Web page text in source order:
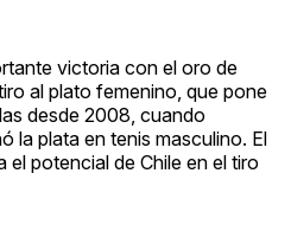
victoria con el oro de
al plato femenino, que pone
desde 2008, cuando
la plata en tenis masculino. El
potencial de Chile en el tiro